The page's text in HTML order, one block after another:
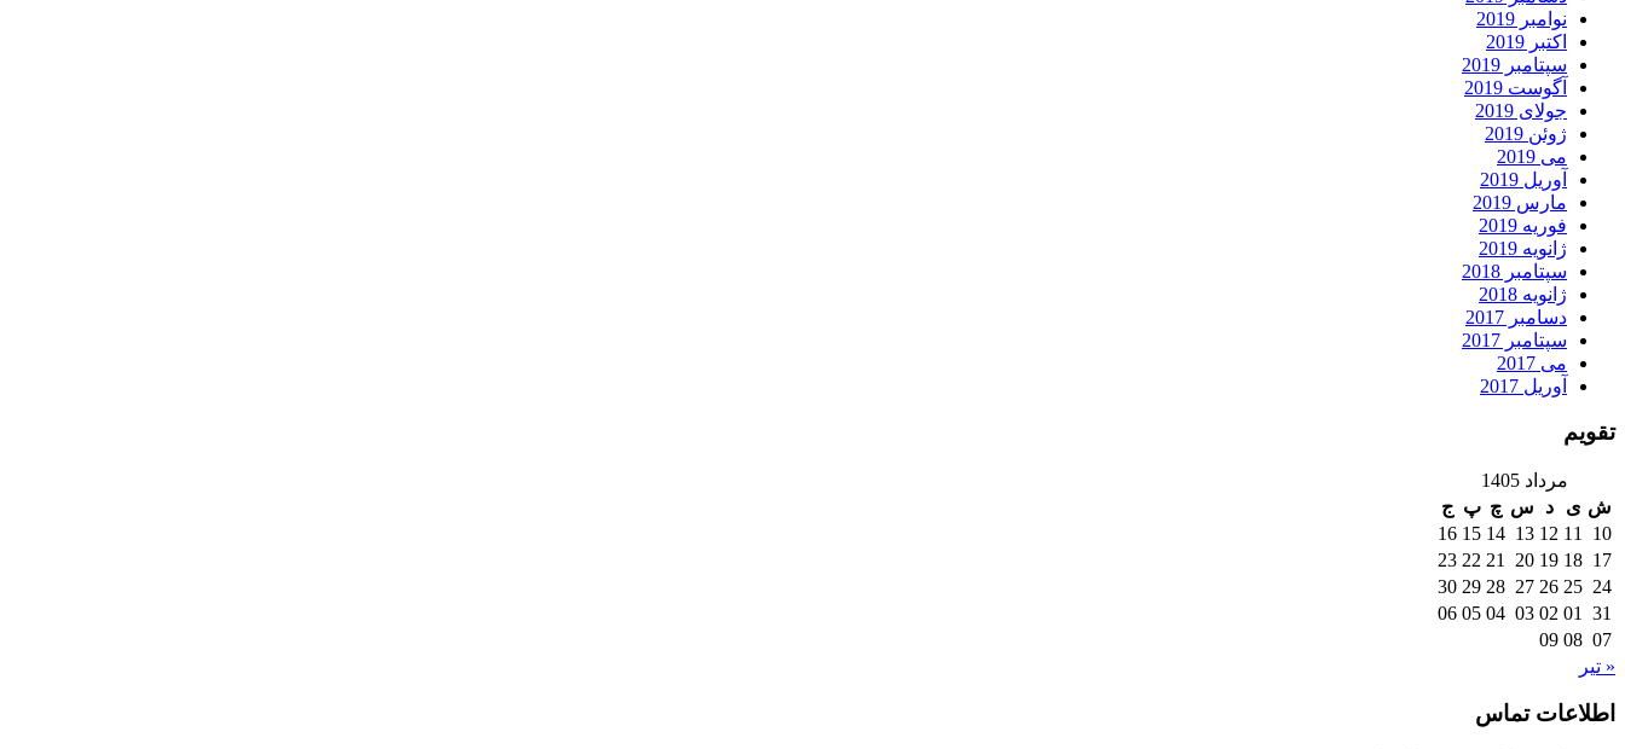
نوامبر 2019
اکتبر 2019
سپتامبر 2019
آگوست 2019
جولای 2019
ژوئن 2019
می 2019
آوریل 2019
مارس 2019
فوریه 2019
ژانویه 2019
سپتامبر 2018
ژانویه 2018
دسامبر 2017
سپتامبر 2017
می 2017
آوریل 2017
تقویم
مرداد 1405
ش ی د س چ پ ج
10
11
12
13
14
15
16
17
18
19
20
21
22
23
24
25
26
27
28
29
30
31
01
02
03
04
05
06
07
08
09
« تیر
اطلاعات تماس